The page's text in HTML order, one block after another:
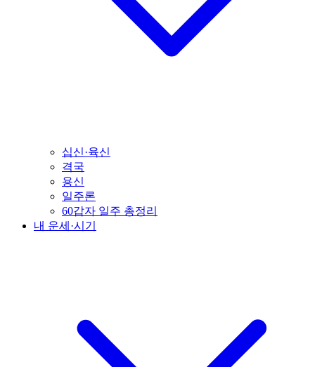
십신·육신
격국
용신
일주론
60갑자 일주 총정리
내 운세·시기